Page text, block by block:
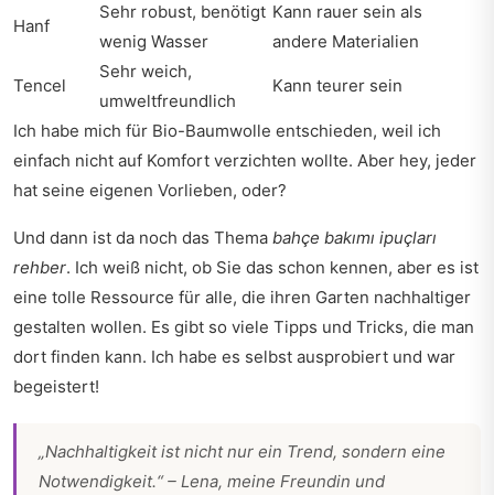
Hanf
Sehr robust, benötigt
wenig Wasser
Kann rauer sein als
andere Materialien
Tencel
Sehr weich,
umweltfreundlich
Kann teurer sein
Ich habe mich für Bio-Baumwolle entschieden, weil ich
einfach nicht auf Komfort verzichten wollte. Aber hey, jeder
hat seine eigenen Vorlieben, oder?
Und dann ist da noch das Thema bahçe bakımı ipuçları
rehber. Ich weiß nicht, ob Sie das schon kennen, aber es ist
eine tolle Ressource für alle, die ihren Garten nachhaltiger
gestalten wollen. Es gibt so viele Tipps und Tricks, die man
dort finden kann. Ich habe es selbst ausprobiert und war
begeistert!
„Nachhaltigkeit ist nicht nur ein Trend, sondern eine
Notwendigkeit.“ – Lena, meine Freundin und